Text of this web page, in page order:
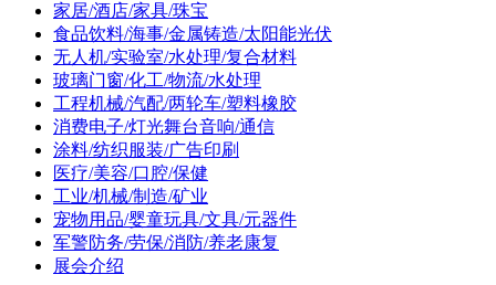
家居/酒店/家具/珠宝
食品饮料/海事/金属铸造/太阳能光伏
无人机/实验室/水处理/复合材料
玻璃门窗/化工/物流/水处理
工程机械/汽配/两轮车/塑料橡胶
消费电子/灯光舞台音响/通信
涂料/纺织服装/广告印刷
医疗/美容/口腔/保健
工业/机械/制造/矿业
宠物用品/婴童玩具/文具/元器件
军警防务/劳保/消防/养老康复
展会介绍